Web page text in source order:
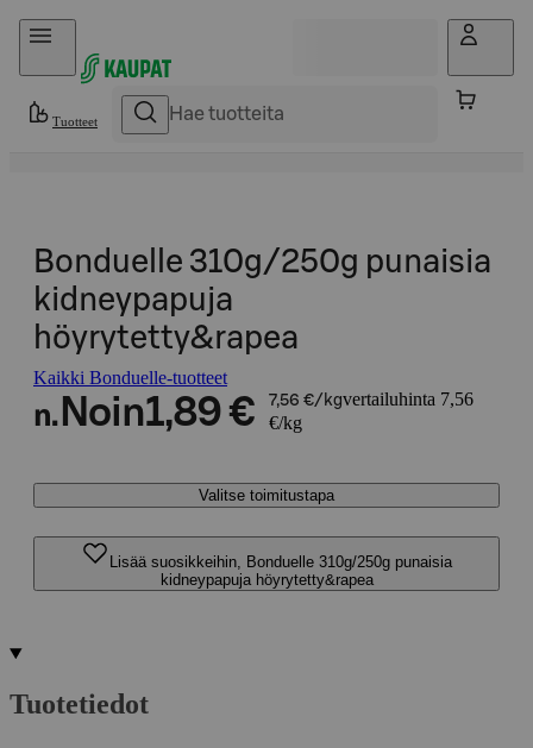
Hyppää sisältöön
Tuotteet
Bonduelle 310g/250g punaisia
kidneypapuja
höyrytetty&rapea
Kaikki Bonduelle-tuotteet
n. Noin1,89 € 7,56 €/kgvertailuhinta 7,56
€/kg
Valitse toimitustapa
Lisää suosikkeihin, Bonduelle 310g/250g punaisia
kidneypapuja höyrytetty&rapea
Tuotetiedot